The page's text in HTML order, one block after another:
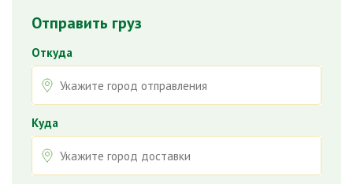
Отправить груз
Откуда
Куда